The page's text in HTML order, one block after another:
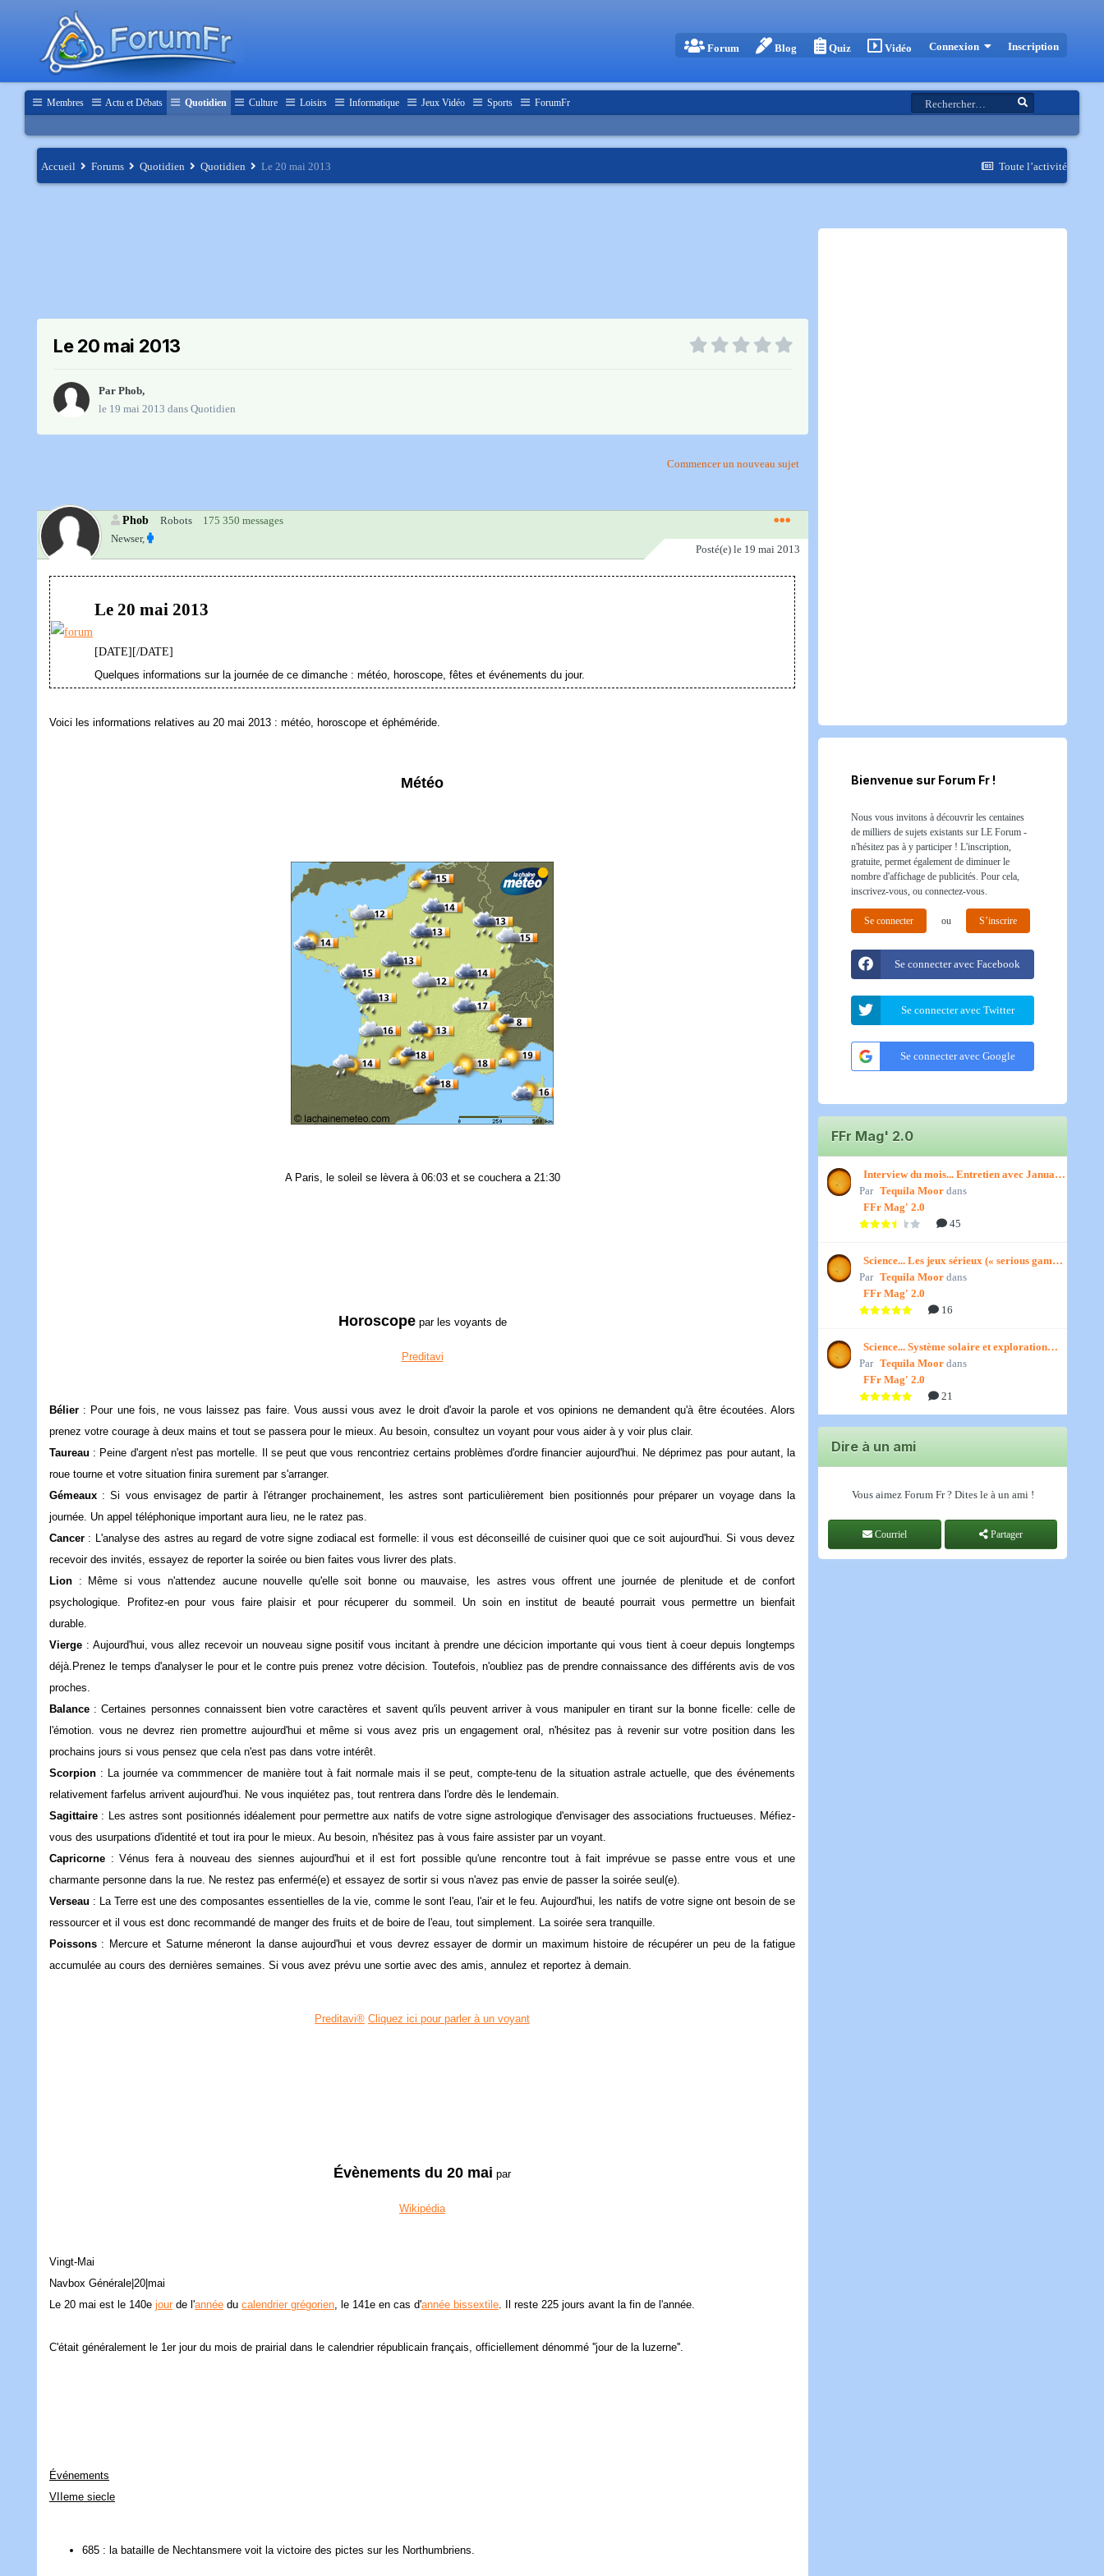
Forum Blog Quiz Vidéo Connexion Inscription
Membres Actu et Débats Quotidien Culture Loisirs Informatique Jeux Vidéo Sports ForumFr
Toute l’activité
Accueil Forums Quotidien Quotidien Le 20 mai 2013
Le 20 mai 2013
Par Phob,
le 19 mai 2013 dans Quotidien
Commencer un nouveau sujet
Phob Robots
175 350 messages
Newser,
Posté(e) le 19 mai 2013
Le 20 mai 2013
[DATE][/DATE]
Quelques informations sur la journée de ce dimanche : météo, horoscope, fêtes et événements du jour.
Voici les informations relatives au 20 mai 2013 : météo, horoscope et éphéméride.
Météo
A Paris, le soleil se lèvera à 06:03 et se couchera a 21:30
Horoscopepar les voyants de
Preditavi
Bélier : Pour une fois, ne vous laissez pas faire. Vous aussi vous avez le droit d'avoir la parole et vos opinions ne demandent qu'à être écoutées. Alors
prenez votre courage à deux mains et tout se passera pour le mieux. Au besoin, consultez un voyant pour vous aider à y voir plus clair.
Taureau : Peine d'argent n'est pas mortelle. Il se peut que vous rencontriez certains problèmes d'ordre financier aujourd'hui. Ne déprimez pas pour autant, la
roue tourne et votre situation finira surement par s'arranger.
Gémeaux : Si vous envisagez de partir à l'étranger prochainement, les astres sont particulièrement bien positionnés pour préparer un voyage dans la
journée. Un appel téléphonique important aura lieu, ne le ratez pas.
Cancer : L'analyse des astres au regard de votre signe zodiacal est formelle: il vous est déconseillé de cuisiner quoi que ce soit aujourd'hui. Si vous devez
recevoir des invités, essayez de reporter la soirée ou bien faites vous livrer des plats.
Lion : Même si vous n'attendez aucune nouvelle qu'elle soit bonne ou mauvaise, les astres vous offrent une journée de plenitude et de confort
psychologique. Profitez-en pour vous faire plaisir et pour récuperer du sommeil. Un soin en institut de beauté pourrait vous permettre un bienfait
durable.
Vierge : Aujourd'hui, vous allez recevoir un nouveau signe positif vous incitant à prendre une décicion importante qui vous tient à coeur depuis longtemps
déjà.Prenez le temps d'analyser le pour et le contre puis prenez votre décision. Toutefois, n'oubliez pas de prendre connaissance des différents avis de vos
proches.
Balance : Certaines personnes connaissent bien votre caractères et savent qu'ils peuvent arriver à vous manipuler en tirant sur la bonne ficelle: celle de
l'émotion. vous ne devrez rien promettre aujourd'hui et même si vous avez pris un engagement oral, n'hésitez pas à revenir sur votre position dans les
prochains jours si vous pensez que cela n'est pas dans votre intérêt.
Scorpion : La journée va commmencer de manière tout à fait normale mais il se peut, compte-tenu de la situation astrale actuelle, que des événements
relativement farfelus arrivent aujourd'hui. Ne vous inquiétez pas, tout rentrera dans l'ordre dès le lendemain.
Sagittaire : Les astres sont positionnés idéalement pour permettre aux natifs de votre signe astrologique d'envisager des associations fructueuses. Méfiez-
vous des usurpations d'identité et tout ira pour le mieux. Au besoin, n'hésitez pas à vous faire assister par un voyant.
Capricorne : Vénus fera à nouveau des siennes aujourd'hui et il est fort possible qu'une rencontre tout à fait imprévue se passe entre vous et une
charmante personne dans la rue. Ne restez pas enfermé(e) et essayez de sortir si vous n'avez pas envie de passer la soirée seul(e).
Verseau : La Terre est une des composantes essentielles de la vie, comme le sont l'eau, l'air et le feu. Aujourd'hui, les natifs de votre signe ont besoin de se
ressourcer et il vous est donc recommandé de manger des fruits et de boire de l'eau, tout simplement. La soirée sera tranquille.
Poissons : Mercure et Saturne méneront la danse aujourd'hui et vous devrez essayer de dormir un maximum histoire de récupérer un peu de la fatigue
accumulée au cours des dernières semaines. Si vous avez prévu une sortie avec des amis, annulez et reportez à demain.
Preditavi® Cliquez ici pour parler à un voyant
Évènements du 20 mai par
Wikipédia
Vingt-Mai
Navbox Générale|20|mai
Le 20 mai est le 140e jour de l'année du calendrier grégorien, le 141e en cas d'année bissextile. Il reste 225 jours avant la fin de l'année.
C'était généralement le 1er jour du mois de prairial dans le calendrier républicain français, officiellement dénommé ''jour de la luzerne''.
Événements
VIIeme siecle
685 : la bataille de Nechtansmere voit la victoire des pictes sur les Northumbriens.
Bienvenue sur Forum Fr !
Nous vous invitons à découvrir les centaines
de milliers de sujets existants sur LE Forum -
n'hésitez pas à y participer ! L'inscription,
gratuite, permet également de diminuer le
nombre d'affichage de publicités. Pour cela,
inscrivez-vous, ou connectez-vous.
Se connecter ou S’inscrire
Se connecter avec Facebook
Se connecter avec Twitter
Se connecter avec Google
FFr Mag' 2.0
Interview du mois... Entretien avec January,
par Titenath
Par Tequila Moor dans
FFr Mag' 2.0
45
Science... Les jeux sérieux (« serious games
») par Jedino
Par Tequila Moor dans
FFr Mag' 2.0
16
Science... Système solaire et exploration
spatiale, par Jedino
Par Tequila Moor dans
FFr Mag' 2.0
21
Dire à un ami
Vous aimez Forum Fr ? Dites le à un ami !
Courriel Partager